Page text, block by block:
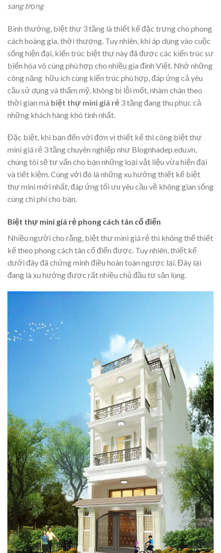
sang trọng
Bình thường, biệt thự 3 tầng là thiết kế đặc trưng cho phong
cách hoàng gia, thời thượng. Tuy nhiên, khi áp dụng vào cuộc
sống hiện đại, kiến trúc biệt thự này đã được các kiến trúc sư
biến hóa vô cùng phù hợp cho nhiều gia đình Việt. Nhờ những
công năng hữu ích cùng kiến trúc phù hợp, đáp ứng cả yêu
cầu sử dụng và thẩm mỹ, không bị lỗi mốt, nhàm chán theo
thời gian mà biệt thự mini giá rẻ 3 tầng đang thu phục cả
những khách hàng khó tính nhất.
Đặc biệt, khi bạn đến với đơn vị thiết kế thi công biệt thự
mini giá rẻ 3 tầng chuyên nghiệp như Blognhadep.edu.vn,
chúng tôi sẽ tư vấn cho bạn những loại vật liệu vừa hiện đại
và tiết kiệm. Cùng với đó là những xu hướng thiết kế biệt
thự mini mới nhất, đáp ứng tối ưu yêu cầu về không gian sống
cùng chi phí cho bạn.
Biệt thự mini giá rẻ phong cách tân cổ điển
Nhiều người cho rằng, biệt thự mini giá rẻ thì không thể thiết
kế theo phong cách tân cổ điển được. Tuy nhiên, thiết kế
dưới đây đã chứng minh điều hoàn toàn ngược lại. Đây lại
đang là xu hướng được rất nhiều chủ đầu tư săn lùng.